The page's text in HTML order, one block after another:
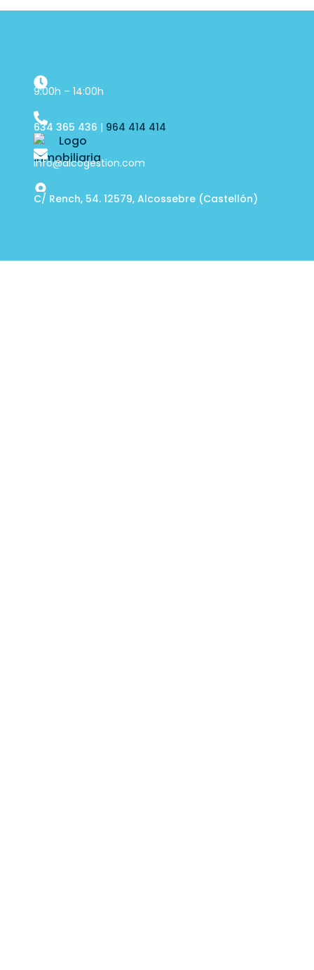
9:00h – 14:00h
634 365 436 | 964 414 414
info@alcogestion.com
C/ Rench, 54. 12579, Alcossebre (Castellón)